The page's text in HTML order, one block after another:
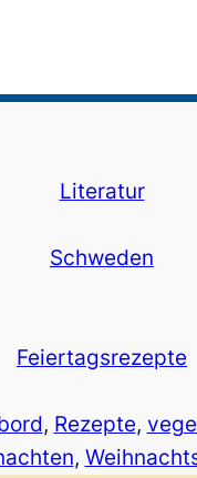
Literatur
Schweden
Feiertagsrezepte
, Rezepte,
,